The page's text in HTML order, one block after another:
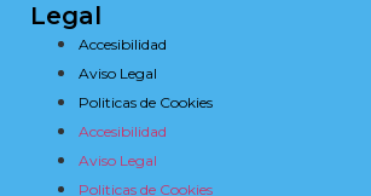
Legal
Accesibilidad
Aviso Legal
Politicas de Cookies
Accesibilidad
Aviso Legal
Politicas de Cookies